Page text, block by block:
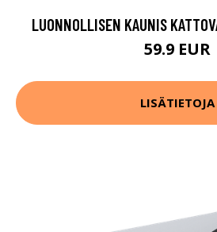
LUONNOLLISEN KAUNIS
59.9 EUR
LISÄTIETOJA